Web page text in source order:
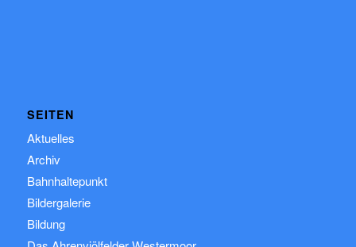
SEITEN
Aktuelles
Archiv
Bahnhaltepunkt
Bildergalerie
Bildung